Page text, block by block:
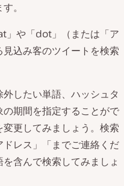
。
」や「dot」（または「ア
込み客のツイートを検索
したい単語、ハッシュタ
期間を指定することがで
更してみましょう。検索
レス」「までご連絡くだ
含んで検索してみましょ